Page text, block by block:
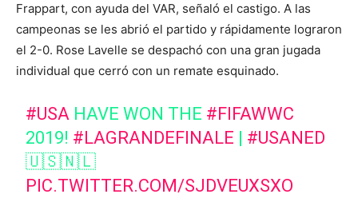
Frappart, con ayuda del VAR, señaló el castigo. A las
campeonas se les abrió el partido y rápidamente lograron
el 2-0. Rose Lavelle se despachó con una gran jugada
individual que cerró con un remate esquinado.
#USA HAVE WON THE #FIFAWWC
2019! #LAGRANDEFINALE | #USANED
🇺🇸🇳🇱
PIC.TWITTER.COM/SJDVEUXSXO